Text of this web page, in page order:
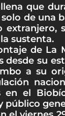
que
de una
sustenta.
de La
desde su
a su
en el
público